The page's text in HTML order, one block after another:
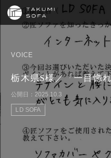
VOICE
栃木県S様／「一目惚
公開日：2025.10.3
LD SOFA